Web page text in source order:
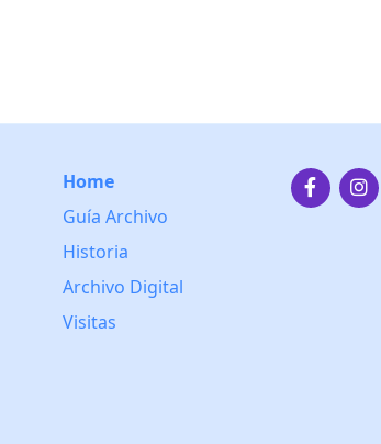
Home
Guía Archivo
Historia
Archivo Digital
Visitas